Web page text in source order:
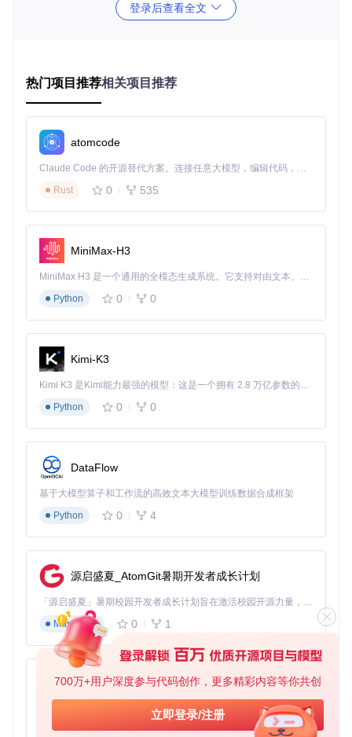
700万+用户深度参与代码创作，更多精彩内容等你共创
立即登录/注册
技术解析：从基础原理到跨模态应用
如何通过基础原理构建有效提示
标、提供上下文信息和设定输出格式。例如，在问答任务中，
有效的提示应包含问题背景、示例答案和清晰的输出要求。
这张流程图展示了通过少样本学习（Few-shot CoT）和零样
本学习（Zero-shot CoT）构建提示的过程，帮助用户掌握基
础提示的设计方法。
如何通过进阶策略优化复杂任务表现
对于需要推理能力的复杂任务，项目介绍了思维链（Chain-of-
Thought）和程序辅助语言模型（PAL）等进阶技术。
对比了传统思维链与PAL方法的差异，后者通过将自然语言问
题转化为可执行代码，显著提升了数学推理和逻辑分析任务的
准确率。实际应用中，开发者可以利用项目提供的模板，将复
杂问题拆解为可计算的步骤，大幅降低错误率。
如何通过跨模态应用拓展AI能力边界
随着多模态模型的发展，提示工程已从文本领域拓展到图像、
音频等多模态场景。
展示了如何通过视觉-语言提示解决跨模态推理问题。在实际
应用中，这种技术可用于产品分类、图像描述生成等任务。项
目提供的多模态提示模板，帮助用户轻松构建跨模态应用，如
述。
场景落地：教育/研发/商业/创意四象限应用
教育领域：如何通过提示工程提升学习效率
在教育场景中，项目提供的提示模板可用于构建个性化学习助
手。例如，利用"解释-练习-反馈"提示框架，教师可以快速生
成定制化练习题和详细解析。某高校案例显示，使用项目中的
自适应提示策略后，学生的知识掌握速度提升了35%。教育工
作者可参考guides/prompts-basic-usage.md中的教学案例，
设计互动式学习内容。
研发领域：如何通过提示工程加速科研创新
科研人员可利用项目中的高级提示技术优化文献分析和实验设
计。例如，使用定向刺激提示（Directional Stimulus Promptin
g）方法，研究人员将文献综述的效率提升了48%。
要。研发团队可通过notebooks/pe-lecture.ipynb中的代码示
例，实现自动化文献分析流程。
商业领域：如何通过提示工程优化客户服务
登录后查看全文
热门项目推荐相关项目推荐
atomcode
Claude Code 的开源替代方案。连接任意大模型，编辑代码，运行命令，自动验证 — 全自动执行。用 Rust 构建，极致性能。 ｜ An open-source alternative to Claude Code. Connect any LLM, edit code, run commands, and verify changes — autonomously. Built in Rust for speed. Get Started
Rust
0 535
MiniMax-H3
MiniMax H3 是一个通用的全模态生成系统。它支持对由文本、图像、视频和音频组成的多模态上下文进行统一理解，并能生成分辨率高达 2K、时长可达 15 秒的带原生立体声音频的视频。得益于面向任务泛化的系统设计，H3 在预训练阶段就已具备广泛的多模态上下文理解与生成能力，能够出色地执行复杂的多模态指令。
Python
0 0
Kimi-K3
Kimi K3 是Kimi能力最强的模型：这是一个拥有 2.8 万亿参数的混合专家（MoE）模型，具备原生视觉理解能力，并支持 100 万 token 的上下文窗口。
Python
0 0
DataFlow
基于大模型算子和工作流的高效文本大模型训练数据合成框架
Python
0 4
源启盛夏_AtomGit暑期开发者成长计划
「源启盛夏」暑期校园开发者成长计划旨在激活校园开源力量，通过积分激励、认证扶持、资源倾斜等形式，引导高校组织和开发者完成「入驻 — 建项目 — 做贡献 — 获认证 — 得资源」的完整闭环。无论你是想带领社团入驻平台的组织者，还是希望用代码贡献证明自己的开发者，都能在这里找到属于你的成长路径。
Markdown
0 1
py-xiaozhi
基于Python的Xiaozhi AI，适用于想要完整Xiaozhi体验而无需拥有专用硬件的用户。
Python
0 1